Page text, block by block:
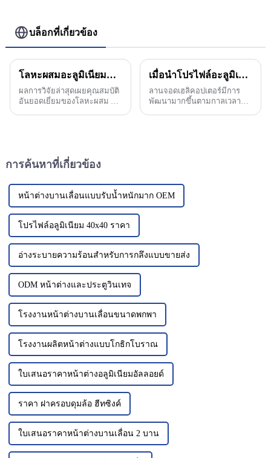
บล็อกที่เกี่ยวข้อง
โลหะผสมอะลูมิเนียมหล่อขึ้นรูปที่มีความแข็งแรงสูงใหม่: วัสดุหลักสำหรับการลดน้ำหนักและปรับปรุงประสิทธิภาพยานยนต์
ผลการวิจัยล่าสุดเผยคุณสมบัติ
อันยอดเยี่ยมของโลหะผสม Al-
เมื่อนำโปรไฟล์อะลูมิเนียมมารวมกัน คุณคิดว่าจะเป็น Helideck Perimeter Safety Net หรือไม่?
ลานจอดเฮลิคอปเตอร์มีการ
พัฒนามากขึ้นตามกาลเวลา
การค้นหาที่เกี่ยวข้อง
หน้าต่างบานเลื่อนแบบรับน้ำหนักมาก OEM
โปรไฟล์อลูมิเนียม 40x40 ราคา
อ่างระบายความร้อนสำหรับการกลึงแบบขายส่ง
ODM หน้าต่างและประตูวินเทจ
โรงงานหน้าต่างบานเลื่อนขนาดพกพา
โรงงานผลิตหน้าต่างแบบโกธิกโบราณ
ใบเสนอราคาหน้าต่างอลูมิเนียมอัลลอยด์
ราคา ฝาครอบดุมล้อ ฮีทซิงค์
ใบเสนอราคาหน้าต่างบานเลื่อน 2 บาน